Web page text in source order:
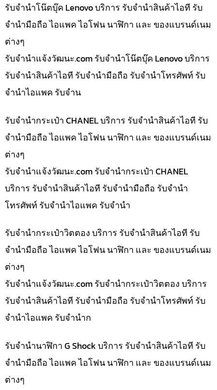
รับจำนำโน๊ตบุ๊ค Lenovo บริการ รับจำนำสินค้าไอที รับ
จำนำมือถือ ไอแพค ไอโฟน นาฬิกา และ ของแบรนด์เนม
ต่างๆ
รับจํานําแจ้งวัฒนะ.com รับจำนำโน๊ตบุ๊ค Lenovo บริการ
รับจำนำสินค้าไอที รับจำนำมือถือ รับจำนำโทรศัพท์ รับ
จำนำไอแพค รับจำน
รับจำนำกระเป๋า CHANEL บริการ รับจำนำสินค้าไอที รับ
จำนำมือถือ ไอแพค ไอโฟน นาฬิกา และ ของแบรนด์เนม
ต่างๆ
รับจํานําแจ้งวัฒนะ.com รับจำนำกระเป๋า CHANEL
บริการ รับจำนำสินค้าไอที รับจำนำมือถือ รับจำนำ
โทรศัพท์ รับจำนำไอแพค รับจำนำ
รับจำนำกระเป๋าวิตตอง บริการ รับจำนำสินค้าไอที รับ
จำนำมือถือ ไอแพค ไอโฟน นาฬิกา และ ของแบรนด์เนม
ต่างๆ
รับจํานําแจ้งวัฒนะ.com รับจำนำกระเป๋าวิตตอง บริการ
รับจำนำสินค้าไอที รับจำนำมือถือ รับจำนำโทรศัพท์ รับ
จำนำไอแพค รับจำนำก
รับจำนำนาฬิกา G Shock บริการ รับจำนำสินค้าไอที รับ
จำนำมือถือ ไอแพค ไอโฟน นาฬิกา และ ของแบรนด์เนม
ต่างๆ